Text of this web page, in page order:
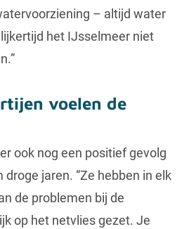
– altijd water
het IJsselmeer niet
voelen de
ook nog een positief gevolg
jaren. “Ze hebben in elk
de problemen bij de
op het netvlies gezet. Je